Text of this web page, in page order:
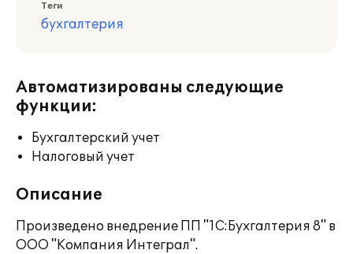
Теги
бухгалтерия
Автоматизированы следующие
функции:
Бухгалтерский учет
Налоговый учет
Описание
Произведено внедрение ПП "1С:Бухгалтерия 8" в
ООО "Компания Интеграл".